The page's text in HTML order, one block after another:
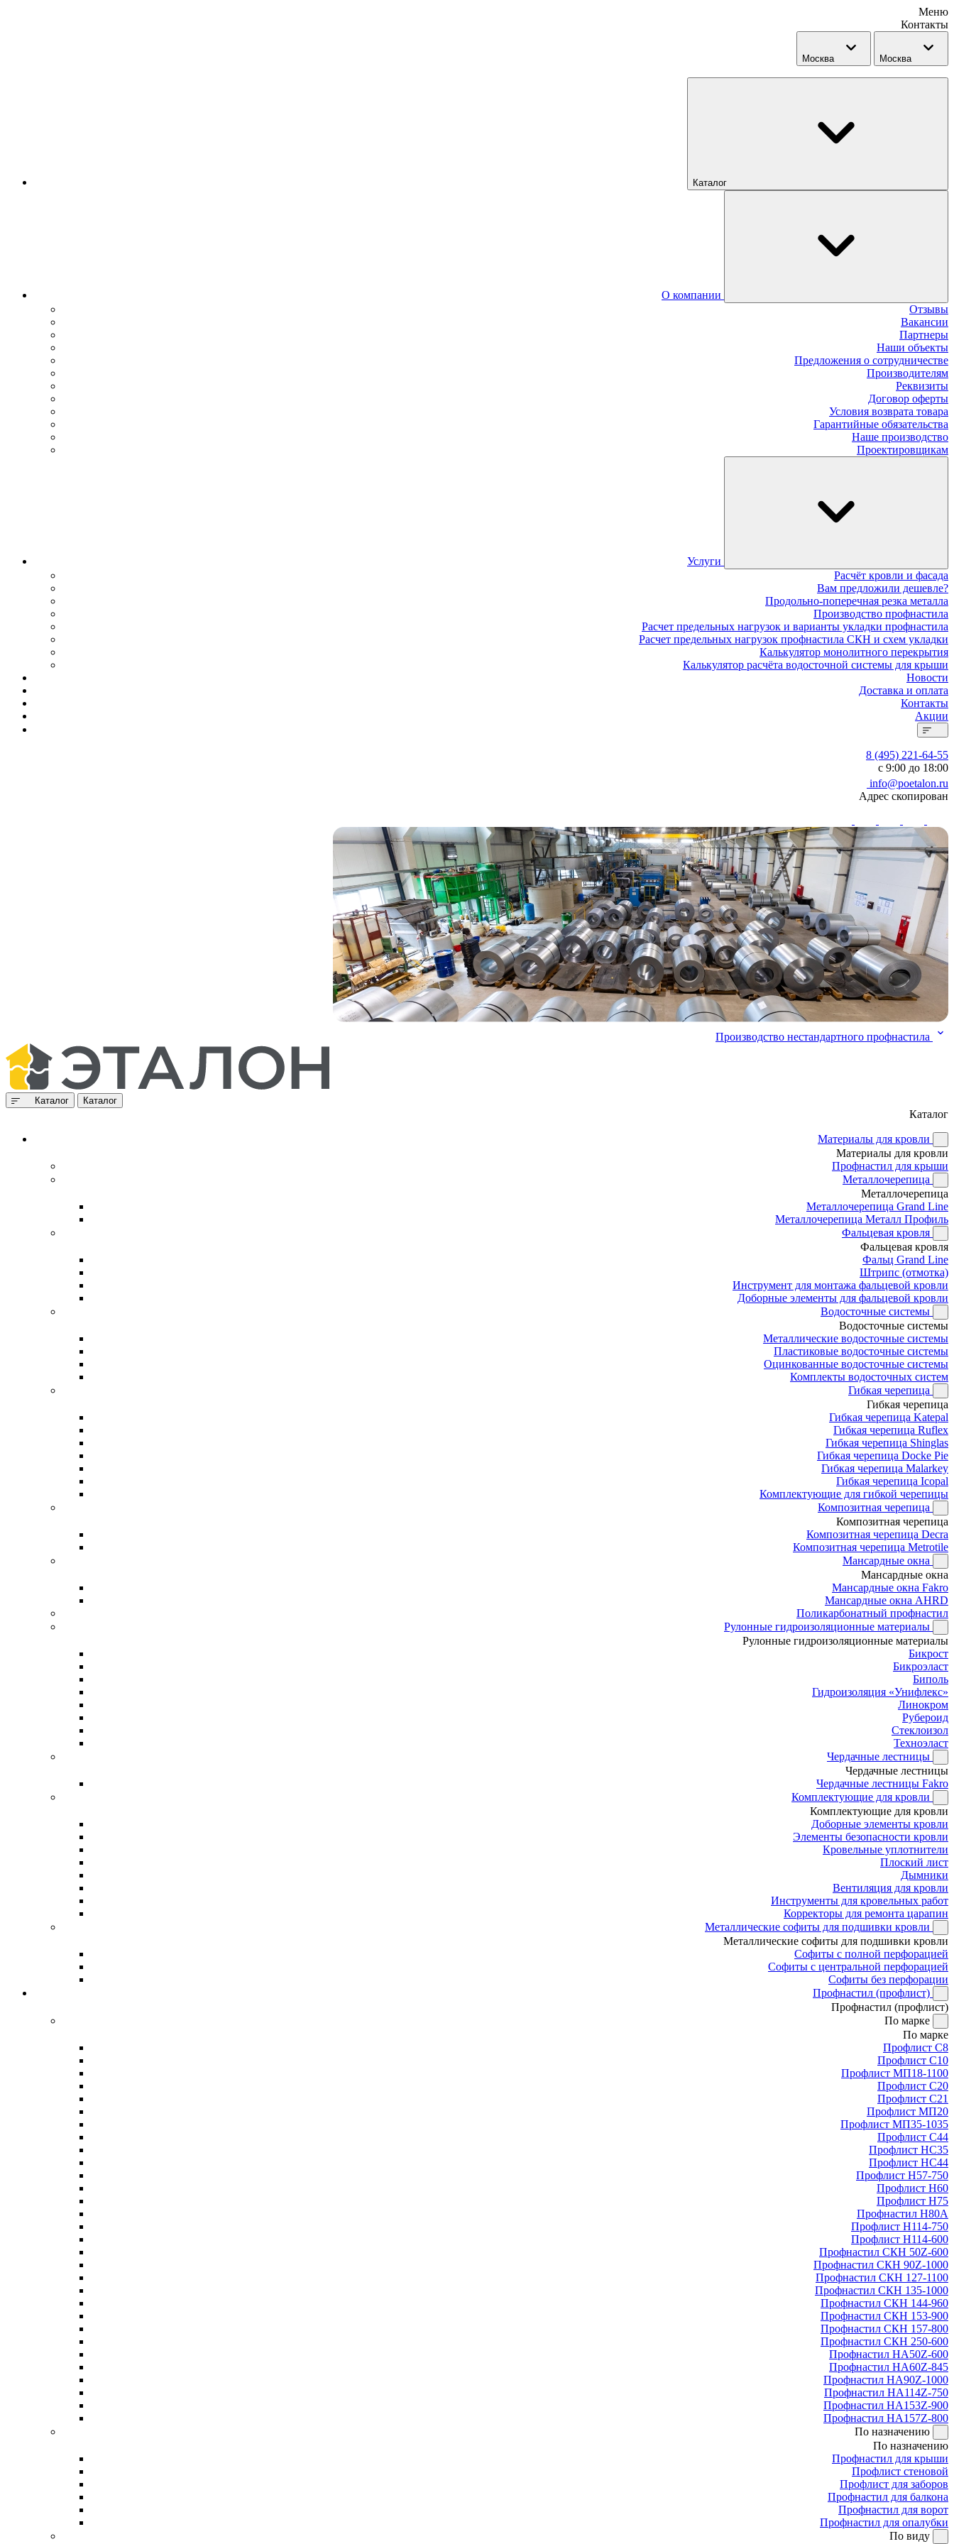
Меню
Контакты
Москва Москва
Каталог
О компании
Отзывы
Вакансии
Партнеры
Наши объекты
Предложения о сотрудничестве
Производителям
Реквизиты
Договор оферты
Условия возврата товара
Гарантийные обязательства
Наше производство
Проектировщикам
Услуги
Расчёт кровли и фасада
Вам предложили дешевле?
Продольно-поперечная резка металла
Производство профнастила
Расчет предельных нагрузок и варианты укладки профнастила
Расчет предельных нагрузок профнастила СКН и схем укладки
Калькулятор монолитного перекрытия
Калькулятор расчёта водосточной системы для крыши
Новости
Доставка и оплата
Контакты
Акции
8 (495) 221-64-55
с 9:00 до 18:00
info@poetalon.ru
Адрес скопирован
Производство нестандартного профнастила
Каталог Каталог
Каталог
Материалы для кровли
Материалы для кровли
Профнастил для крыши
Металлочерепица
Металлочерепица
Металлочерепица Grand Line
Металлочерепица Металл Профиль
Фальцевая кровля
Фальцевая кровля
Фальц Grand Line
Штрипс (отмотка)
Инструмент для монтажа фальцевой кровли
Доборные элементы для фальцевой кровли
Водосточные системы
Водосточные системы
Металлические водосточные системы
Пластиковые водосточные системы
Оцинкованные водосточные системы
Комплекты водосточных систем
Гибкая черепица
Гибкая черепица
Гибкая черепица Katepal
Гибкая черепица Ruflex
Гибкая черепица Shinglas
Гибкая черепица Docke Pie
Гибкая черепица Malarkey
Гибкая черепица Icopal
Комплектующие для гибкой черепицы
Композитная черепица
Композитная черепица
Композитная черепица Decra
Композитная черепица Metrotile
Мансардные окна
Мансардные окна
Мансардные окна Fakro
Мансардные окна AHRD
Поликарбонатный профнастил
Рулонные гидроизоляционные материалы
Рулонные гидроизоляционные материалы
Бикрост
Бикроэласт
Биполь
Гидроизоляция «Унифлекс»
Линокром
Рубероид
Стеклоизол
Техноэласт
Чердачные лестницы
Чердачные лестницы
Чердачные лестницы Fakro
Комплектующие для кровли
Комплектующие для кровли
Доборные элементы кровли
Элементы безопасности кровли
Кровельные уплотнители
Плоский лист
Дымники
Вентиляция для кровли
Инструменты для кровельных работ
Корректоры для ремонта царапин
Металлические софиты для подшивки кровли
Металлические софиты для подшивки кровли
Софиты с полной перфорацией
Софиты с центральной перфорацией
Софиты без перфорации
Профнастил (профлист)
Профнастил (профлист)
По марке
По марке
Профлист С8
Профлист С10
Профлист МП18-1100
Профлист С20
Профлист С21
Профлист МП20
Профлист МП35-1035
Профлист С44
Профлист НС35
Профлист НС44
Профлист Н57-750
Профлист Н60
Профлист Н75
Профнастил Н80А
Профлист Н114-750
Профлист Н114-600
Профнастил СКН 50Z-600
Профнастил СКН 90Z-1000
Профнастил СКН 127-1100
Профнастил СКН 135-1000
Профнастил СКН 144-960
Профнастил СКН 153-900
Профнастил СКН 157-800
Профнастил СКН 250-600
Профнастил НА50Z-600
Профнастил НА60Z-845
Профнастил НА90Z-1000
Профнастил НА114Z-750
Профнастил НА153Z-900
Профнастил НА157Z-800
По назначению
По назначению
Профнастил для крыши
Профлист стеновой
Профлист для заборов
Профнастил для балкона
Профнастил для ворот
Профнастил для опалубки
По виду